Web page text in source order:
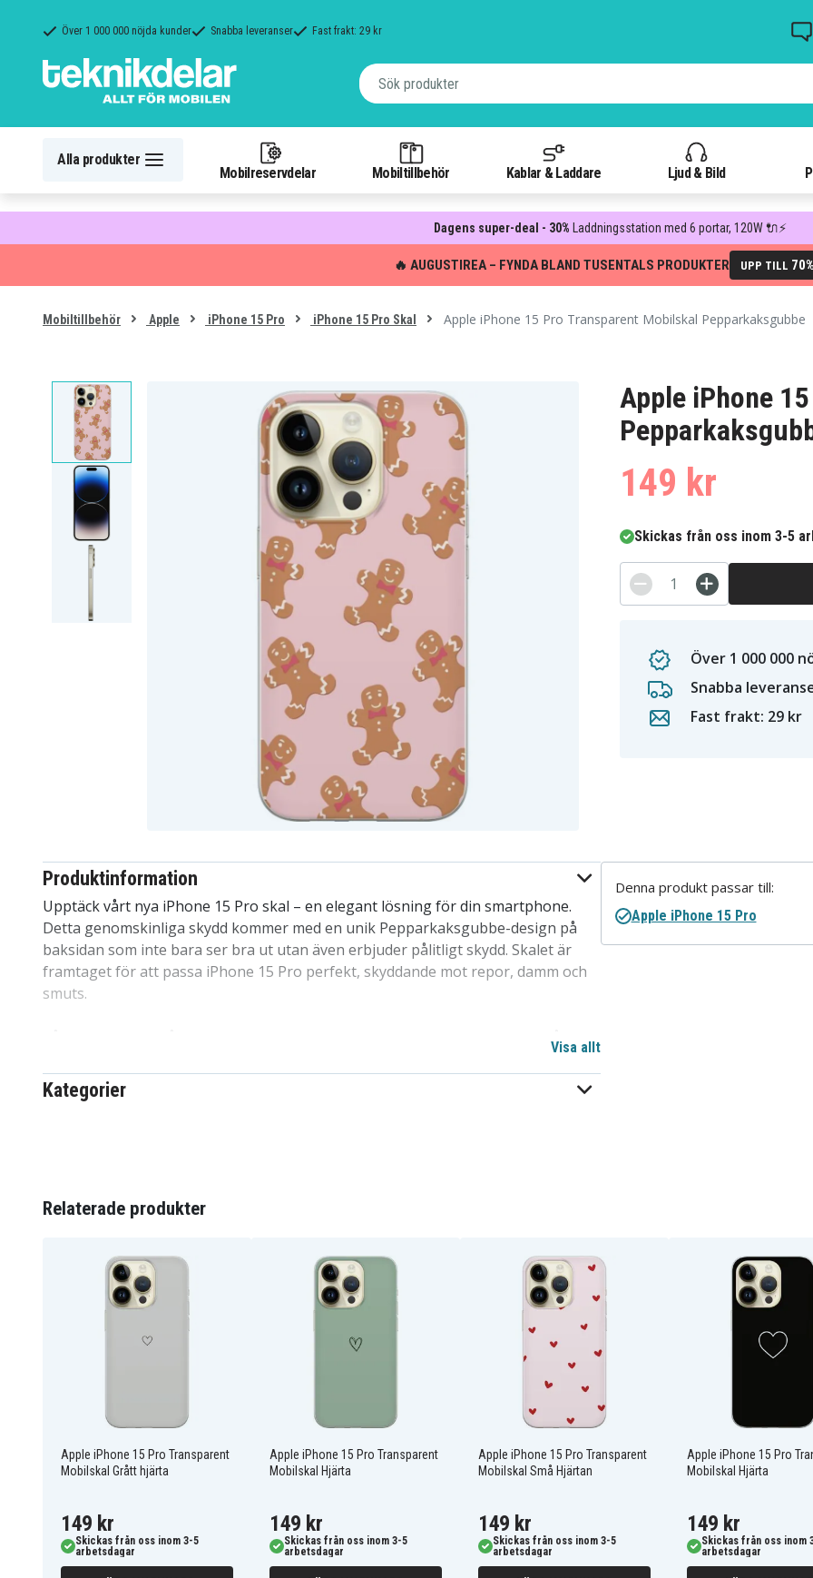
Över 1 000 000 nöjda kunder Snabba leveranser Fast frakt: 29 kr
Alla produkter
Mobilreservdelar Mobiltillbehör Kablar & Laddare Ljud & Bild
Dagens super-deal - 30% Laddningsstation med 6 portar, 120W 🔌⚡
🔥 AUGUSTIREA – FYNDA BLAND TUSENTALS PRODUKTER UPP TILL 70%
Mobiltillbehör Apple iPhone 15 Pro iPhone 15 Pro Skal Apple iPhone 15 Pro Transparent Mobilskal Pepparkaksgubbe
Apple iPhone
149 kr
Skickas från oss inom 3-5
Över 1 000 000
Snabba
Fast frakt: 29 kr
Produktinformation
Upptäck vårt nya iPhone 15 Pro skal – en elegant lösning för din smartphone.
Detta genomskinliga skydd kommer med en unik Pepparkaksgubbe-design på
baksidan som inte bara ser bra ut utan även erbjuder pålitligt skydd. Skalet är
framtaget för att passa iPhone 15 Pro perfekt, skyddande mot repor, damm och
smuts.
Vår design är fri från skarpa kanter och enkel att montera eller avlägsna från din
mobil, utan risk för repor eller andra skador. Det är en av de mest populära
skalvalen på marknaden av en anledning. Hög kvalitet till ett överkomligt pris,
detta skal står sig starkt i konkurrensen. Ett utmärkt val för att skydda telefoner
-Speciellt utformat för iPhone 15 Pro, kompatibelt med trådlös laddning.
repor och slitage, samtidigt som det ger fullständigt skydd runt alla kanter,
knappar och hörn.
-Pepparkaksgubbe-skalet har en sofistikerad färgkombination som ger en
känsla av lyx och elegans.
-Full funktionalitet med trådlös laddning, samtidigt som det ger lätt tillgång till
-Sitter perfekt på din iPhone 15 Pro, lätt att sätta på och ger snabb tillgång till
Artnr AI15P-PRINT.154.03-TEKNIK00164
Färg Flerfärgad
Material Plast
Visa allt
Kategorier
Denna produkt passar till:
Apple iPhone 15 Pro
Relaterade produkter
Apple iPhone 15 Pro Transparent
Mobilskal Grått hjärta
149 kr
Skickas från oss inom 3-5
arbetsdagar
Apple iPhone 15 Pro Transparent
Mobilskal Hjärta
149 kr
Skickas från oss inom 3-5
arbetsdagar
Apple iPhone 15 Pro Transparent
Mobilskal Små Hjärtan
149 kr
Skickas från oss inom 3-5
arbetsdagar
Apple iPhone 15 Pro
Mobilskal Hjärta
149 kr
Skickas från oss inom
arbetsdagar